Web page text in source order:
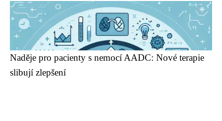
Naděje pro pacienty s nemocí AADC: Nové terapie
slibují zlepšení